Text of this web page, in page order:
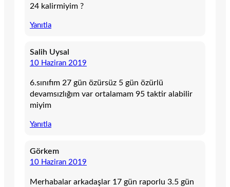
24 kalirmiyim ?
Yanıtla
Salih Uysal
10 Haziran 2019
6.sınıfım 27 gün özürsüz 5 gün özürlü
devamsızlığım var ortalamam 95 taktir alabilir
miyim
Yanıtla
Görkem
10 Haziran 2019
Merhabalar arkadaşlar 17 gün raporlu 3.5 gün